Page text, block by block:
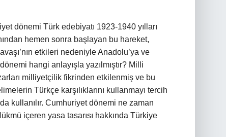
dönemi Türk edebiyatı 1923-1940 yılları
hemen sonra başlayan bu hareket,
etkileri nedeniyle Anadolu’ya ve
hangi anlayışla yazılmıştır? Milli
milliyetçilik fikrinden etkilenmiş ve bu
Türkçe karşılıklarını kullanmayı tercih
kullanılır. Cumhuriyet dönemi ne zaman
içeren yasa tasarısı hakkında Türkiye